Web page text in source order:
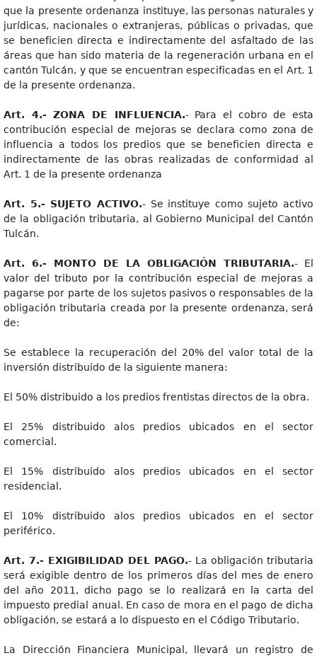
que la presente ordenanza instituye, las personas naturales y
jurídicas, nacionales o extranjeras, públicas o privadas, que
se beneficien directa e indirectamente del asfaltado de las
áreas que han sido materia de la regeneración urbana en el
cantón Tulcán, y que se encuentran especificadas en el Art. 1
de la presente ordenanza.
Art. 4.- ZONA DE INFLUENCIA.- Para el cobro de esta
contribución especial de mejoras se declara como zona de
influencia a todos los predios que se beneficien directa e
indirectamente de las obras realizadas de conformidad al
Art. 1 de la presente ordenanza
Art. 5.- SUJETO ACTIVO.- Se instituye como sujeto activo
de la obligación tributaria, al Gobierno Municipal del Cantón
Tulcán.
Art. 6.- MONTO DE LA OBLIGACIÓN TRIBUTARIA.- El
valor del tributo por la contribución especial de mejoras a
pagarse por parte de los sujetos pasivos o responsables de la
obligación tributaria creada por la presente ordenanza, será
de:
Se establece la recuperación del 20% del valor total de la
inversión distribuido de la siguiente manera:
El 50% distribuido a los predios frentistas directos de la obra.
El 25% distribuido alos predios ubicados en el sector
comercial.
El 15% distribuido alos predios ubicados en el sector
residencial.
El 10% distribuido alos predios ubicados en el sector
periférico.
Art. 7.- EXIGIBILIDAD DEL PAGO.- La obligación tributaria
será exigible dentro de los primeros días del mes de enero
del año 2011, dicho pago se lo realizará en la carta del
impuesto predial anual. En caso de mora en el pago de dicha
obligación, se estará a lo dispuesto en el Código Tributario.
La Dirección Financiera Municipal, llevará un registro de